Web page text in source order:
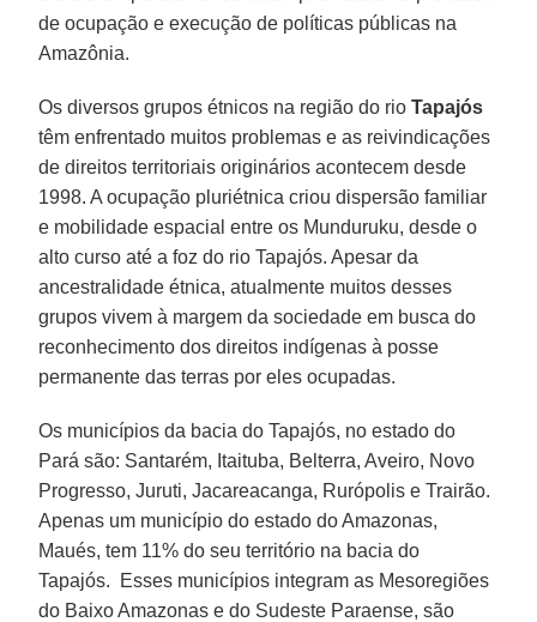
de ocupação e execução de políticas públicas na
Amazônia.
Os diversos grupos étnicos na região do rioTapajós
têm enfrentado muitos problemas e as reivindicações
de direitos territoriais originários acontecem desde
1998. A ocupação pluriétnica criou dispersão familiar
e mobilidade espacial entre os Munduruku, desde o
alto curso até a foz do rio Tapajós. Apesar da
ancestralidade étnica, atualmente muitos desses
grupos vivem à margem da sociedade em busca do
reconhecimento dos direitos indígenas à posse
permanente das terras por eles ocupadas.
Os municípios da bacia do Tapajós, no estado do
Pará são: Santarém, Itaituba, Belterra, Aveiro, Novo
Progresso, Juruti, Jacareacanga, Rurópolis e Trairão.
Apenas um município do estado do Amazonas,
Maués, tem 11% do seu território na bacia do
Tapajós. Esses municípios integram as Mesoregiões
do Baixo Amazonas e do Sudeste Paraense, são